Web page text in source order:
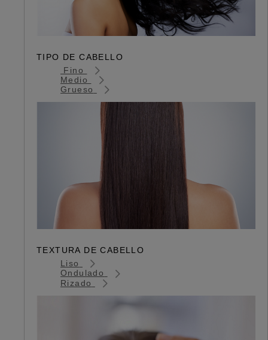
TIPO DE CABELLO
Fino
Medio
Grueso
TEXTURA DE CABELLO
Liso
Ondulado
Rizado